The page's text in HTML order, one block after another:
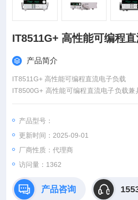
IT8511G+ 高性能可
产品简介
IT8511G+ 高性能可编程直流电子负载
IT8500G+ 高性能可编程直流电子负载兼
重使用需求，专为移动电源、工业电源
统的 CC/CV/CR/CP 带载模式，同时提供
ED 等复合带载模式，以广泛适用于不同
流过冲以及动态带载方面具备优异的表现。
产品型号：
更新时间：2025-09-01
厂商性质：代理商
访问量：1362
产品咨询